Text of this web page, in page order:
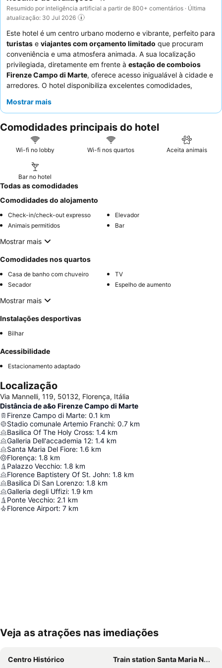
Resumido por inteligência artificial a partir de 800+ comentários · Última
atualização: 30 Jul 2026
Este hotel é um centro urbano moderno e vibrante, perfeito para
turistas e viajantes com orçamento limitado que procuram
conveniência e uma atmosfera animada. A sua localização
privilegiada, diretamente em frente à estação de comboios
Firenze Campo di Marte, oferece acesso inigualável à cidade e
arredores. O hotel disponibiliza excelentes comodidades,
com bilhar, promovendo um ambiente comunitário. Os hóspedes
prestativos, e o pequeno-almoço recebe ótimas classificações
pela sua variedade, incluindo uma popular máquina de
panquecas. Para uma experiência mais tranquila, os hóspedes
Mostrar mais
Comodidades principais do hotel
Wi-fi no lobby Wi-fi nos quartos Aceita animais
Bar no hotel
Todas as comodidades
Comodidades do alojamento
Check-in/check-out expresso
Elevador
Animais permitidos
Bar
Mostrar mais
Comodidades nos quartos
Casa de banho com chuveiro
TV
Secador
Espelho de aumento
Mostrar mais
Instalações desportivas
Bilhar
Acessibilidade
Estacionamento adaptado
Localização
Via Mannelli, 119, 50132, Florença, Itália
Distância de a&o Firenze Campo di Marte
Firenze Campo di Marte: 0.1 km
Stadio comunale Artemio Franchi: 0.7 km
Basilica Of The Holy Cross: 1.4 km
Galleria Dell'accademia 12: 1.4 km
Santa Maria Del Fiore: 1.6 km
Florença: 1.8 km
Palazzo Vecchio: 1.8 km
Florence Baptistery Of St. John: 1.8 km
Basilica Di San Lorenzo: 1.8 km
Galleria degli Uffizi: 1.9 km
Ponte Vecchio: 2.1 km
Florence Airport: 7 km
Ampliar mapa
Veja as atrações nas imediações
Centro Histórico Train station Santa Maria Novella